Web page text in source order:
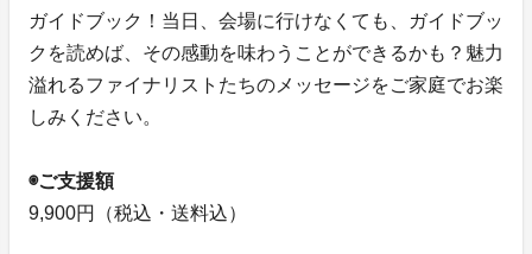
ガイドブック！当日、会場に行けなくても、ガイドブッ
クを読めば、その感動を味わうことができるかも？魅力
溢れるファイナリストたちのメッセージをご家庭でお楽
しみください。
◉ご支援額
9,900円（税込・送料込）